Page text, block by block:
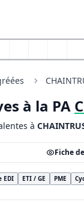
à la PA
à
Fiche
EDI ETI / GE PME